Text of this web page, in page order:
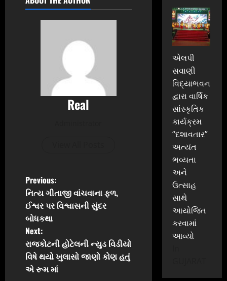
Real
P
o
s
t
n
Previous:
નિત્ય ગીતાજી વાંચવાના ફળ,
ઈશ્વર પર વિશ્વાસની સુંદર
બોધકથા
Next:
રાજકોટની હોટેલની ન્યુડ વિડીયો
વિષે થયો ખુલાસો જાણો કોણ હતું
એ રૂમ માં
એલપી
સવાણી
વિદ્યાભવન
દ્વારા વાર્ષિક
સાંસ્કૃતિક
કાર્યક્રમ
“દશાવતાર”
અત્યંત
ભવ્યતા
અને
ઉત્સાહ
સાથે
આયોજિત
કરવામાં
આવ્યો